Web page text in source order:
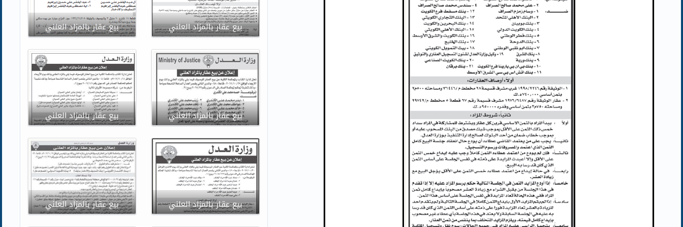
بيع عقار بالمزاد العلني بيع عقار بالمزاد العلني
بيع عقار بالمزاد العلني بيع عقار بالمزاد العلني
بيع عقار بالمزاد العلني بيع عقار بالمزاد العلني